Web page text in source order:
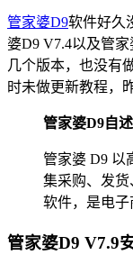
管家婆D9软件好久
婆D9 V7.4以及管
几个版本，也没有
时未做更新教程，
管家婆D9自述
管家婆 D9 以
集采购、发
软件，是电子
管家婆D9 V7.9